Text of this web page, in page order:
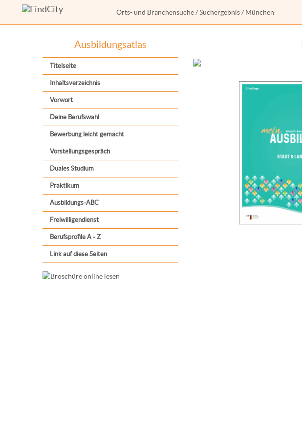
Orts- und Branchensuche /Suchergebnis / München
Ausbildungsatlas
Titelseite
Inhaltsverzeichnis
Vorwort
Deine Berufswahl
Bewerbung leicht gemacht
Vorstellungsgespräch
Duales Studium
Praktikum
Ausbildungs-ABC
Freiwilligendienst
Berufsprofile A - Z
Link auf diese Seiten